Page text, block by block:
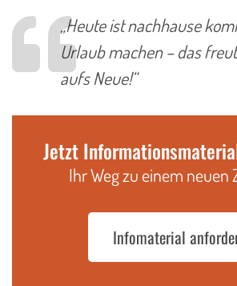
„Heute ist nachhause
Urlaub machen – das
aufs Neue!“
Jetzt
Ihr Weg zu einem neuen
Infomaterial